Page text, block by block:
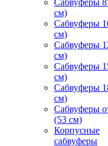
Сабвуферы
см)
Сабвуферы
см)
Сабвуферы
см)
Сабвуферы
см)
Сабвуферы
см)
Сабвуферы
(53 см)
Корпусные
сабвуферы